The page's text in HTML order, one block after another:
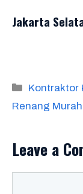
Jakarta
Categories
Kontraktor
Renang Murah
Leave a